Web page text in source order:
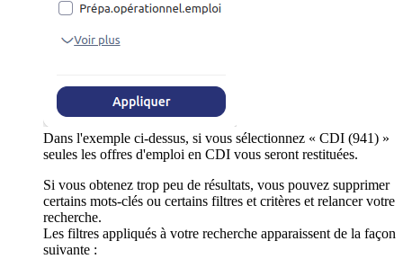
Dans l'exemple ci-dessus, si vous sélectionnez « CDI (941) »
seules les offres d'emploi en CDI vous seront restituées.
Si vous obtenez trop peu de résultats, vous pouvez supprimer
certains mots-clés ou certains filtres et critères et relancer votre
recherche.
Les filtres appliqués à votre recherche apparaissent de la façon
suivante :